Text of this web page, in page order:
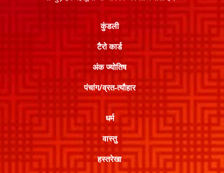
कुंडली
टैरो कार्ड
अंक ज्योतिष
पंचांग/व्रत-त्यौहार
धर्म
वास्तु
हस्तरेखा